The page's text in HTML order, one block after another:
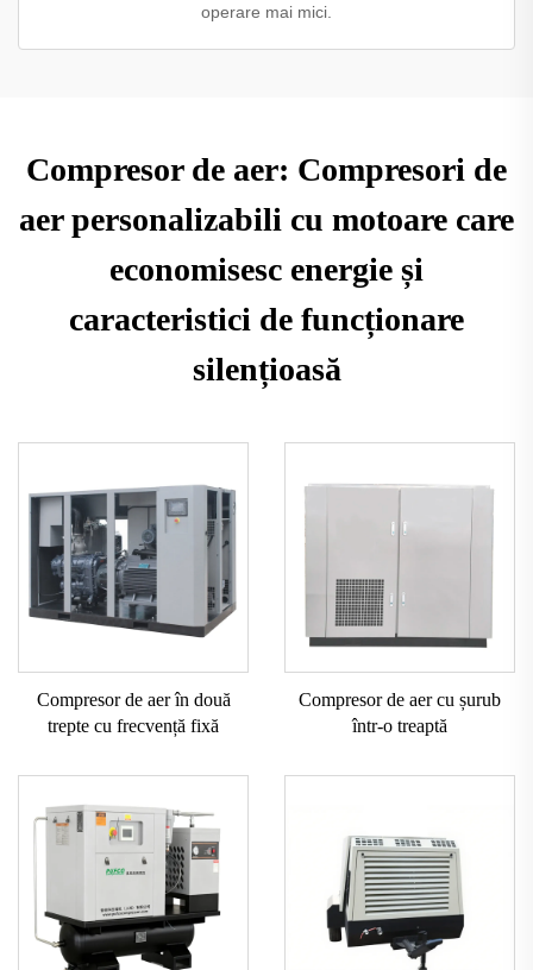
operare mai mici.
Compresor de aer: Compresori de
aer personalizabili cu motoare care
economisesc energie și
caracteristici de funcționare
silențioasă
Compresor de aer în două
trepte cu frecvență fixă
Compresor de aer cu șurub
într-o treaptă